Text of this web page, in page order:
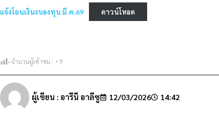
แจ้งโอนเงินงบลงทุน มี.ค.69 ดาวน์โหลด
จำนวนผู้เข้าชม : 9
ผู้เขียน : อารีนี อาลีซู 12/03/2026 14:42